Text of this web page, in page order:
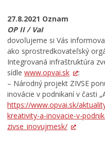
27.8.2021 Oznam
OP II / VaI
dovoľujeme si Vás
ako sprostredkovateľský
Integrovaná infraštruktúra
sídle www.opvai.sk
:
– Národný projekt ZIVSE
inovácie v podnikaní v časti
https://www.opvai.sk/
kreativity-a-inovacie-v-
zivse_inovujmesk/